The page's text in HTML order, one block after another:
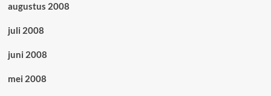
augustus 2008
juli 2008
juni 2008
mei 2008